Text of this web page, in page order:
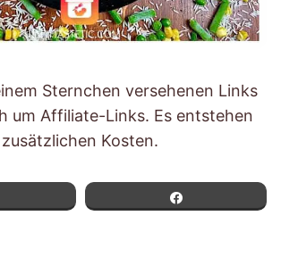
Sternchen versehenen Links
um Affiliate-Links. Es entstehen
Kosten.